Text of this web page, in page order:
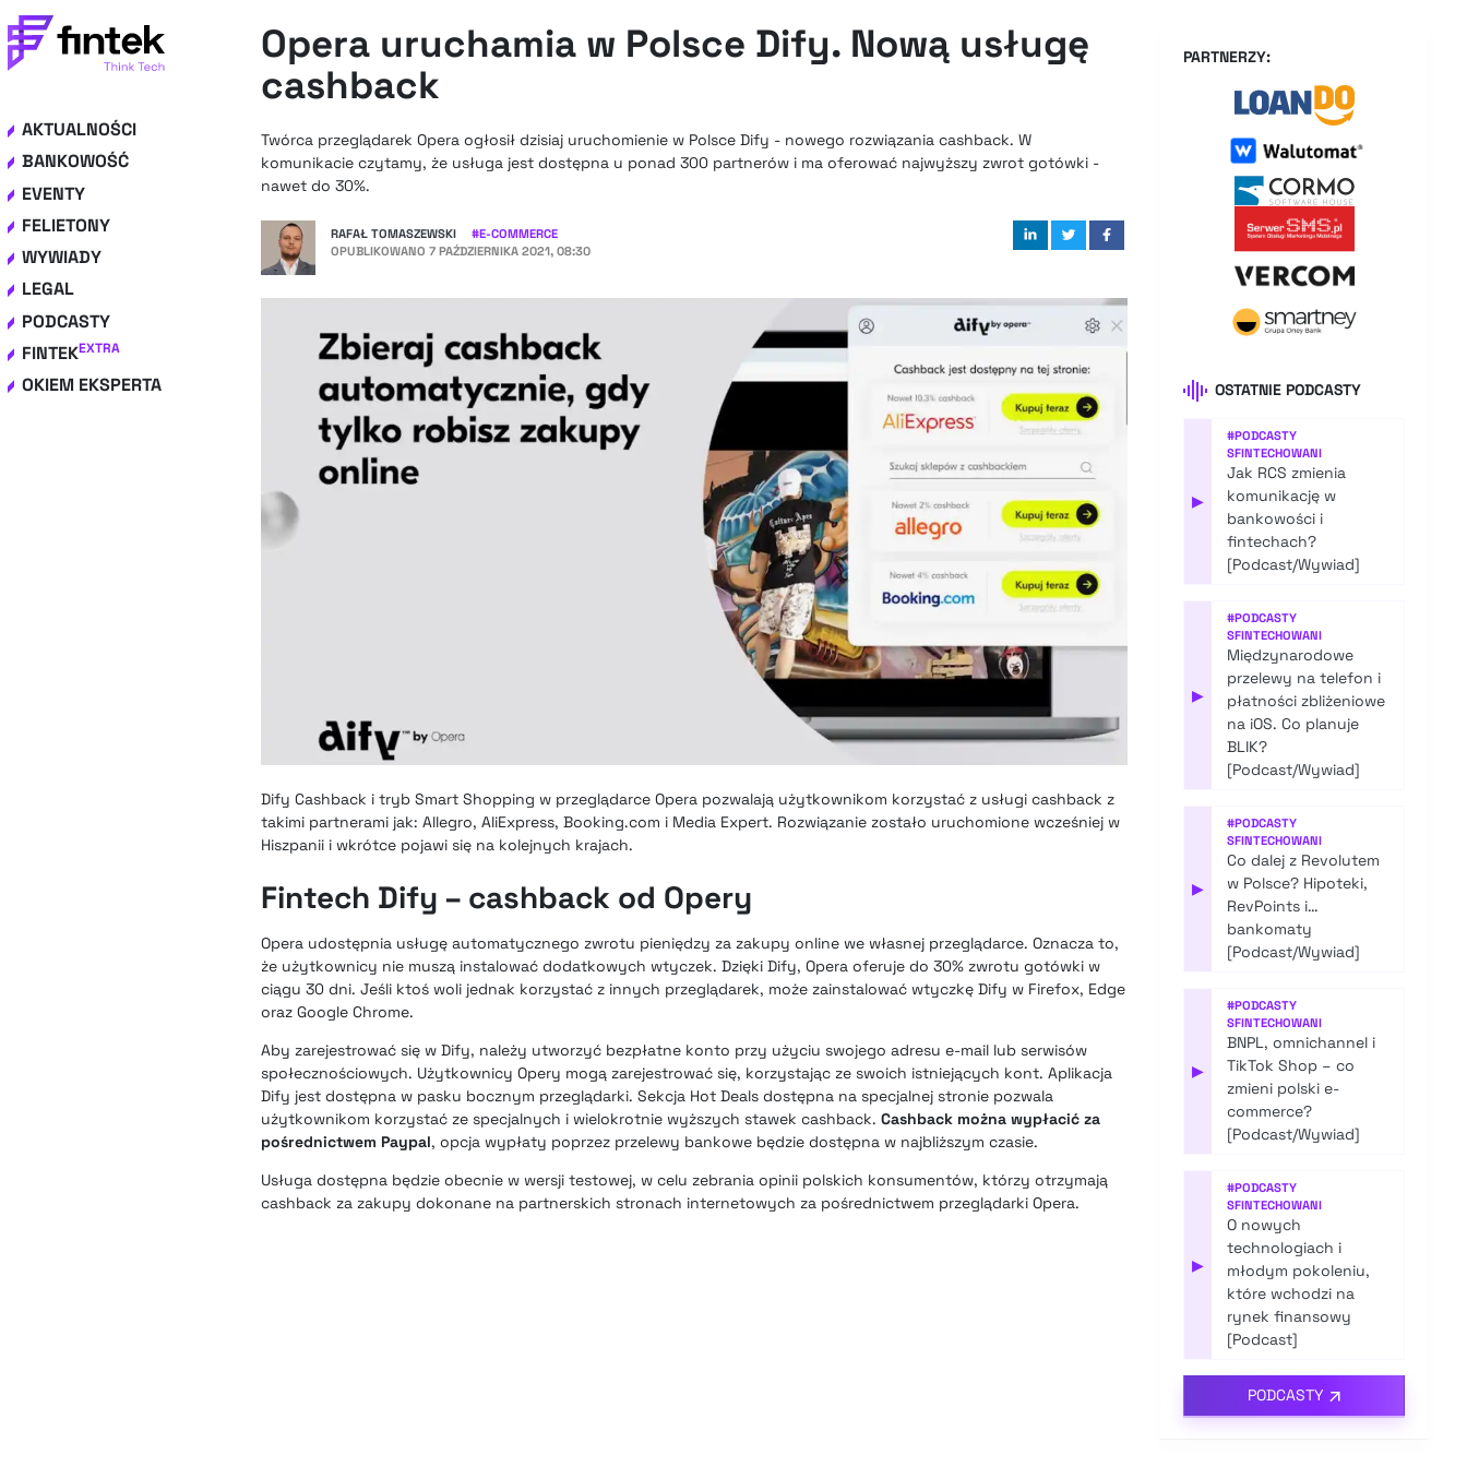
AKTUALNOŚCI
BANKOWOŚĆ
EVENTY
FELIETONY
WYWIADY
LEGAL
PODCASTY
FINTEKEXTRA
OKIEM EKSPERTA
Opera uruchamia w Polsce Dify. Nową usługę
cashback
Twórca przeglądarek Opera ogłosił dzisiaj uruchomienie w Polsce Dify - nowego rozwiązania cashback. W
komunikacie czytamy, że usługa jest dostępna u ponad 300 partnerów i ma oferować najwyższy zwrot gotówki -
nawet do 30%.
RAFAŁ TOMASZEWSKI #E-COMMERCE
OPUBLIKOWANO 7 PAŹDZIERNIKA 2021, 08:30
Dify Cashback i tryb Smart Shopping w przeglądarce Opera pozwalają użytkownikom korzystać z usługi cashback z
takimi partnerami jak: Allegro, AliExpress, Booking.com i Media Expert. Rozwiązanie zostało uruchomione wcześniej w
Hiszpanii i wkrótce pojawi się na kolejnych krajach.
Fintech Dify – cashback od Opery
Opera udostępnia usługę automatycznego zwrotu pieniędzy za zakupy online we własnej przeglądarce. Oznacza to,
że użytkownicy nie muszą instalować dodatkowych wtyczek. Dzięki Dify, Opera oferuje do 30% zwrotu gotówki w
ciągu 30 dni. Jeśli ktoś woli jednak korzystać z innych przeglądarek, może zainstalować wtyczkę Dify w Firefox, Edge
oraz Google Chrome.
Aby zarejestrować się w Dify, należy utworzyć bezpłatne konto przy użyciu swojego adresu e-mail lub serwisów
społecznościowych. Użytkownicy Opery mogą zarejestrować się, korzystając ze swoich istniejących kont. Aplikacja
Dify jest dostępna w pasku bocznym przeglądarki. Sekcja Hot Deals dostępna na specjalnej stronie pozwala
użytkownikom korzystać ze specjalnych i wielokrotnie wyższych stawek cashback. Cashback można wypłacić za
pośrednictwem Paypal, opcja wypłaty poprzez przelewy bankowe będzie dostępna w najbliższym czasie.
Usługa dostępna będzie obecnie w wersji testowej, w celu zebrania opinii polskich konsumentów, którzy otrzymają
cashback za zakupy dokonane na partnerskich stronach internetowych za pośrednictwem przeglądarki Opera.
PARTNERZY:
OSTATNIE PODCASTY
▶
#PODCASTY
SFINTECHOWANI
Jak RCS zmienia
komunikację w
bankowości i
fintechach?
[Podcast/Wywiad]
▶
#PODCASTY
SFINTECHOWANI
Międzynarodowe
przelewy na telefon i
płatności zbliżeniowe
na iOS. Co planuje
BLIK?
[Podcast/Wywiad]
▶
#PODCASTY
SFINTECHOWANI
Co dalej z Revolutem
w Polsce? Hipoteki,
RevPoints i…
bankomaty
[Podcast/Wywiad]
▶
#PODCASTY
SFINTECHOWANI
BNPL, omnichannel i
TikTok Shop – co
zmieni polski e-
commerce?
[Podcast/Wywiad]
▶
#PODCASTY
SFINTECHOWANI
O nowych
technologiach i
młodym pokoleniu,
które wchodzi na
rynek finansowy
[Podcast]
PODCASTY